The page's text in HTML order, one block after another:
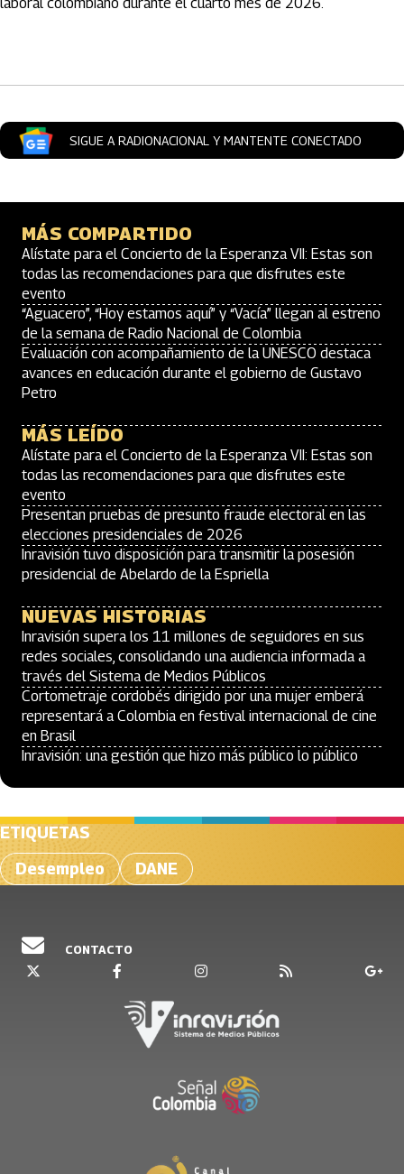
SIGUE A RADIONACIONAL Y MANTENTE CONECTADO
MÁS COMPARTIDO
Alístate para el Concierto de la Esperanza VII: Estas son
todas las recomendaciones para que disfrutes este
evento
“Aguacero”, “Hoy estamos aquí” y “Vacía” llegan al estreno
de la semana de Radio Nacional de Colombia
Evaluación con acompañamiento de la UNESCO destaca
avances en educación durante el gobierno de Gustavo
Petro
MÁS LEÍDO
Alístate para el Concierto de la Esperanza VII: Estas son
todas las recomendaciones para que disfrutes este
evento
Presentan pruebas de presunto fraude electoral en las
elecciones presidenciales de 2026
Inravisión tuvo disposición para transmitir la posesión
presidencial de Abelardo de la Espriella
NUEVAS HISTORIAS
Inravisión supera los 11 millones de seguidores en sus
redes sociales, consolidando una audiencia informada a
través del Sistema de Medios Públicos
Cortometraje cordobés dirigido por una mujer emberá
representará a Colombia en festival internacional de cine
en Brasil
Inravisión: una gestión que hizo más público lo público
ETIQUETAS
Desempleo
DANE
CONTACTO